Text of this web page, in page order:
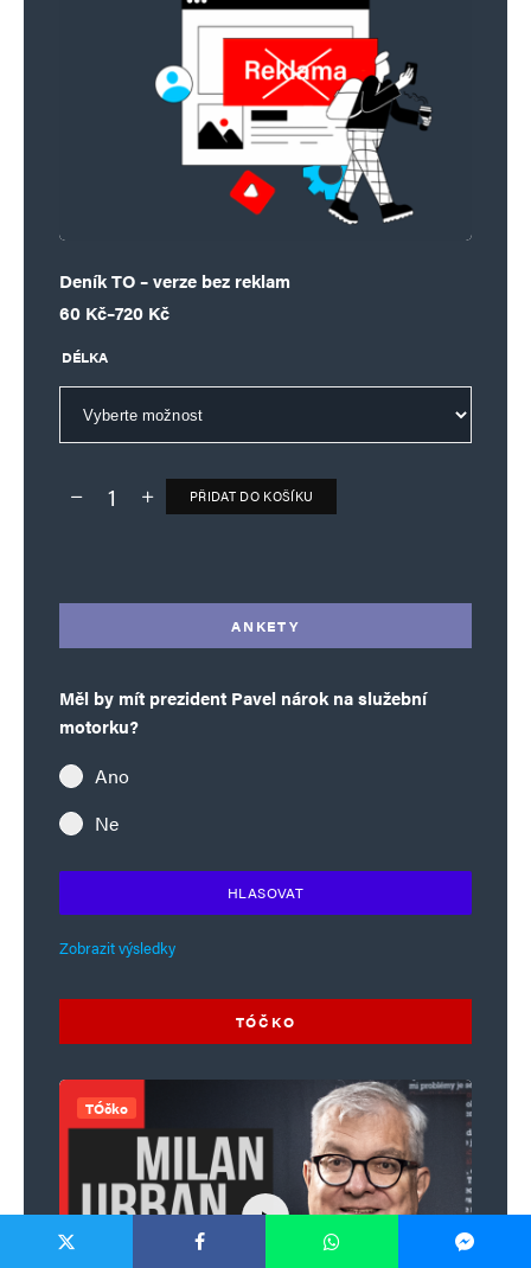
Deník TO – verze bez reklam
60 Kč–720 Kč
Rozpětí cen: 60 Kč až 720 Kč
DÉLKA
Deník TO – verze bez reklam množství
PŘIDAT DO KOŠÍKU
ANKETY
Měl by mít prezident Pavel nárok na služební
motorku?
Ano
Ne
HLASOVAT
Zobrazit výsledky
TÓČKO
TÓčko